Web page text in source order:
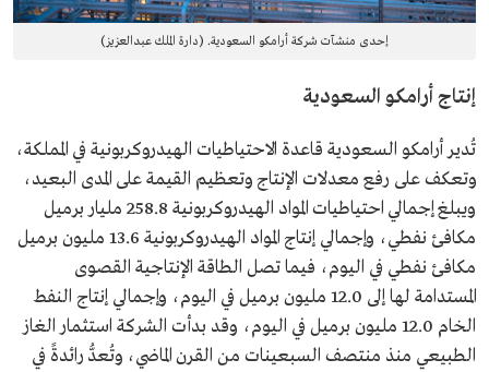
إحدى منشآت شركة أرامكو السعودية. (دارة الملك عبدالعزيز)
إنتاج أرامكو السعودية
تُدير أرامكو السعودية قاعدة الاحتياطيات الهيدروكربونية في المملكة،
وتعكف على رفع معدلات الإنتاج وتعظيم القيمة على المدى البعيد،
ويبلغ إجمالي احتياطيات المواد الهيدروكربونية 258.8 مليار برميل
مكافئ نفطي، وإجمالي إنتاج المواد الهيدروكربونية 13.6 مليون برميل
مكافئ نفطي في اليوم، فيما تصل الطاقة الإنتاجية القصوى
المستدامة لها إلى 12.0 مليون برميل في اليوم، وإجمالي إنتاج النفط
الخام 12.0 مليون برميل في اليوم، وقد بدأت الشركة استثمار الغاز
الطبيعي منذ منتصف السبعينات من القرن الماضي، وتُعدُّ رائدةً في